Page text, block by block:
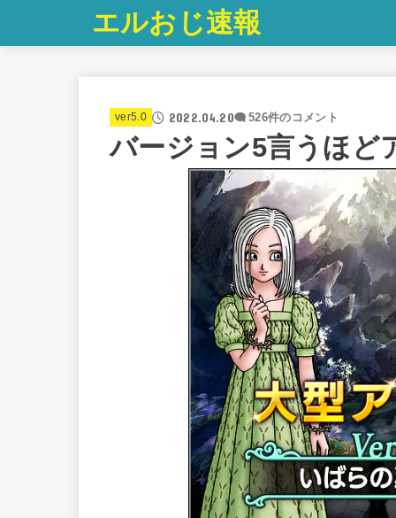
エルおじ速報
ver5.0 2022.04.20 526件のコメント
バージョン5言うほど